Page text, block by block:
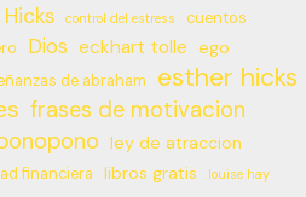
control del estress cuentos
Dios eckhart tolle ego
de abraham esther hicks
frases de motivacion
ley de atraccion
financiera libros gratis louise hay